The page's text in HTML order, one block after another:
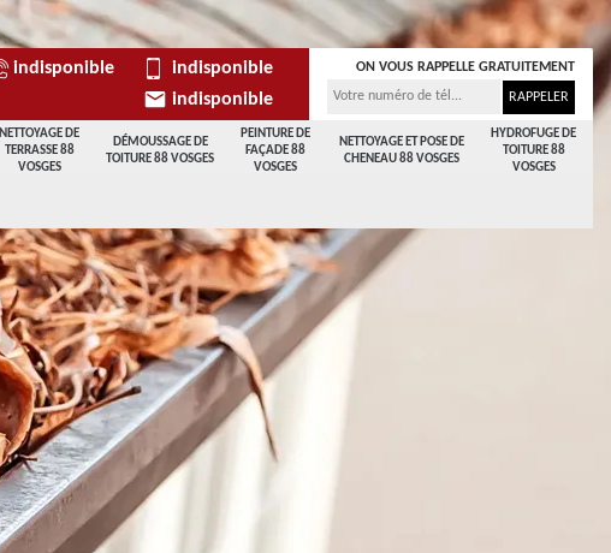
NETTOYAGE DE
TERRASSE 88
VOSGES
DÉMOUSSAGE DE
TOITURE 88 VOSGES
PEINTURE DE
FAÇADE 88
VOSGES
NETTOYAGE ET POSE DE
CHENEAU 88 VOSGES
HYDROFUGE DE
TOITURE 88
VOSGES
indisponible
indisponible
indisponible
ON VOUS RAPPELLE GRATUITEMENT